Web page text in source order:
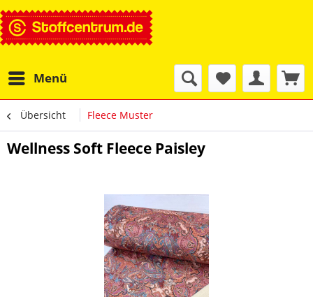
Menü
Übersicht Fleece Muster
Wellness Soft Fleece Paisley